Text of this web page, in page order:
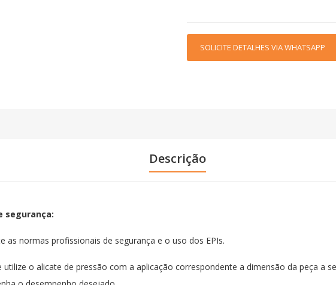
SOLICITE DETALHES VIA WHATSAPP
Descrição
segurança:
as normas profissionais de segurança e o uso dos EPIs.
utilize o alicate de pressão com a aplicação correspondente a dimensão da peça a